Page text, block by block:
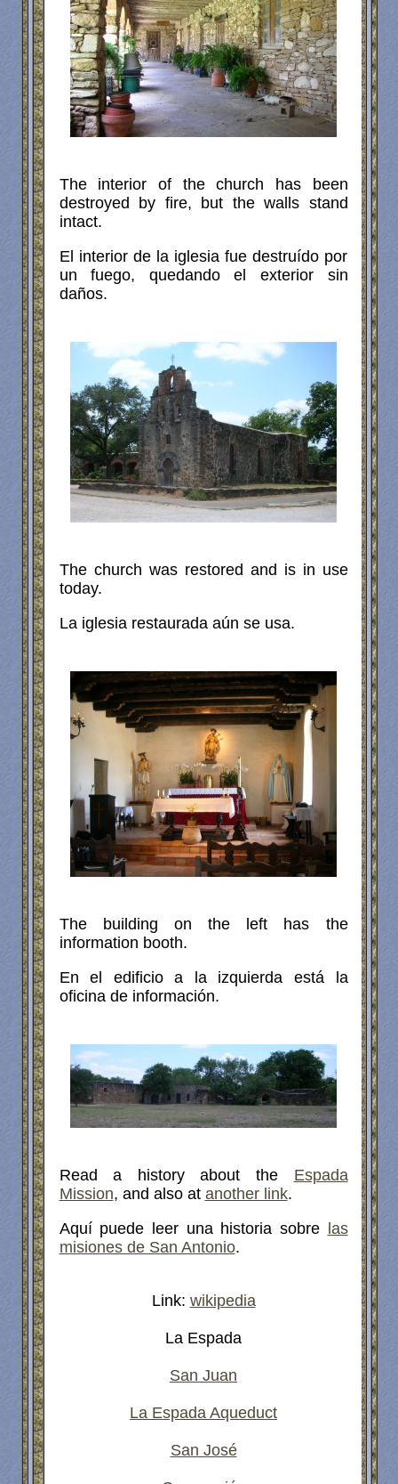
The interior of the church has been
destroyed by fire, but the walls stand
intact.
El interior de la iglesia fue destruído por
un fuego, quedando el exterior sin
daños.
The church was restored and is in use
today.
La iglesia restaurada aún se usa.
The building on the left has the
information booth.
En el edificio a la izquierda está la
oficina de información.
Read a history about the Espada
Mission, and also at another link.
Aquí puede leer una historia sobre
las
misiones de San Antonio.
Link: wikipedia
La Espada
San Juan
La Espada Aqueduct
San José